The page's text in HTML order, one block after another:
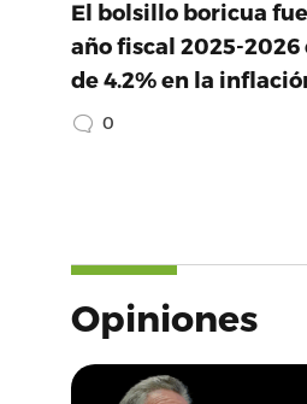
El bolsillo boricua
año fiscal 2025-
de 4.2% en la
0
Opiniones